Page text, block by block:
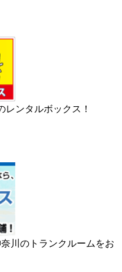
レンタルボックス！
川のトランクルームをお